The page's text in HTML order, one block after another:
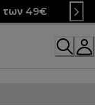
των 49€